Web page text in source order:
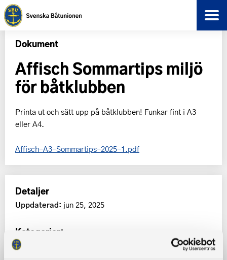
Dokument
Affisch Sommartips miljö
för båtklubben
Printa ut och sätt upp på båtklubben! Funkar fint i A3
eller A4.
Affisch-A3-Sommartips-2025-1.pdf
Detaljer
Uppdaterad: jun 25, 2025
Kategorier: